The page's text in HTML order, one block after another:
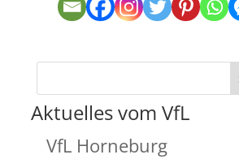
Aktuelles vom VfL
VfL Horneburg